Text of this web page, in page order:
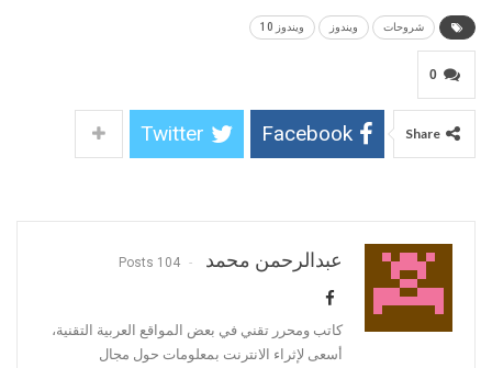
شروحات ويندوز ويندوز 10
0
Share
Facebook
Twitter
عبدالرحمن محمد 104 Posts
كاتب ومحرر تقني في بعض المواقع العربية التقنية،
أسعى لإثراء الانترنت بمعلومات حول مجال